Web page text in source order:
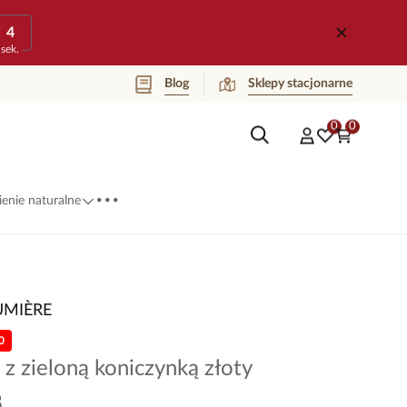
4
sek.
Blog Sklepy stacjonarne
0 0
naturalne ...
z zieloną koniczynką złoty